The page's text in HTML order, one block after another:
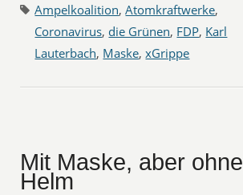
Ampelkoalition,Atomkraftwerke,
Coronavirus, die Grünen, FDP, Karl
Lauterbach, Maske,xGrippe
Mit Maske, aber ohne
Helm